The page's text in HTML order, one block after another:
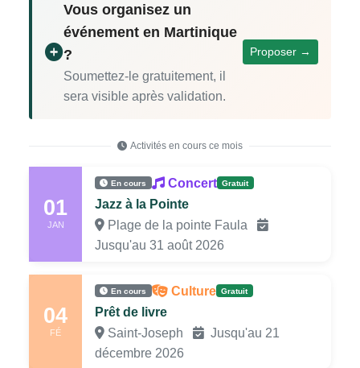
Vous organisez un
événement en Martinique
?
Soumettez-le gratuitement, il
sera visible après validation.
Proposer →
Activités en cours ce mois
01
JAN
En cours Concert Gratuit
Jazz à la Pointe
Plage de la pointe Faula
Jusqu'au 31 août 2026
04
FÉ
En cours Culture Gratuit
Prêt de livre
Saint-Joseph
Jusqu'au 21
décembre 2026